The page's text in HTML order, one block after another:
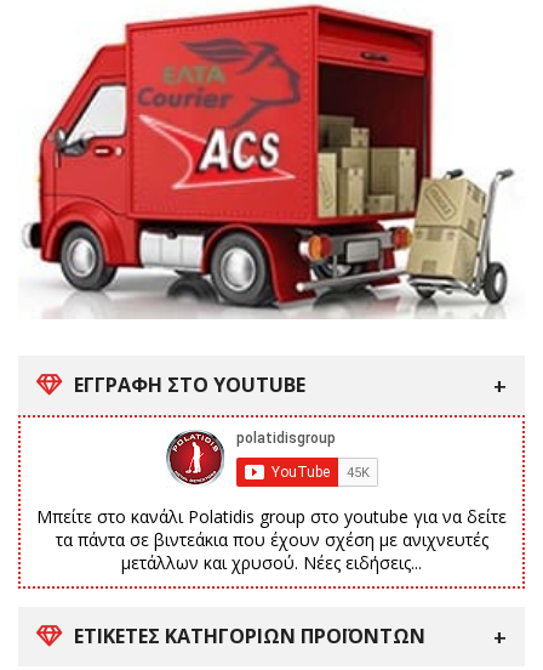
ΕΓΓΡΑΦΗ ΣΤΟ YOUTUBE
Μπείτε στο κανάλι Polatidis group στο youtube για να δείτε
τα πάντα σε βιντεάκια που έχουν σχέση με ανιχνευτές
μετάλλων και χρυσού. Νέες ειδήσεις...
ΕΤΙΚΈΤΕΣ ΚΑΤΗΓΟΡΙΏΝ ΠΡΟΪΌΝΤΩΝ